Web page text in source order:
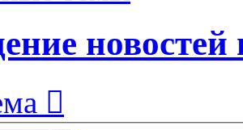
новостей